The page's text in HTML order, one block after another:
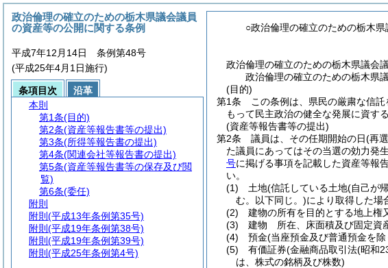
○政治倫理の確立のための栃木
政治倫理の確立のための栃木県議会
政治倫理の確立のための栃木県
(目的)
第1条
この条例は、県民の厳粛な信
もって民主政治の健全な発展に資す
(資産等報告書等の提出)
第2条
議員は、その任期開始の日(再
た議員にあってはその当選の効力発
号に掲げる事項を記載した資産等報
い。
(1)
土地(信託している土地(自己が
む。以下同じ。)により取得した場
(2)
建物の所有を目的とする地上
(3)
建物 所在、床面積及び固定資
(4)
預金(当座預金及び普通預金を除
(5)
有価証券(金融商品取引法(昭和
は、株式の銘柄及び株数)
政治倫理の確立のための栃木県議会議員
の資産等の公開に関する条例
平成7年12月14日 条例第48号
(平成25年4月1日施行)
条項目次
沿革
本則
第1条(目的)
第2条(資産等報告書等の提出)
第3条(所得等報告書の提出)
第4条(関連会社等報告書の提出)
第5条(資産等報告書等の保存及び閲
覧)
第6条(委任)
附則
附則 (平成13年条例第35号)
附則 (平成19年条例第38号)
附則 (平成19年条例第39号)
附則 (平成25年条例第4号)